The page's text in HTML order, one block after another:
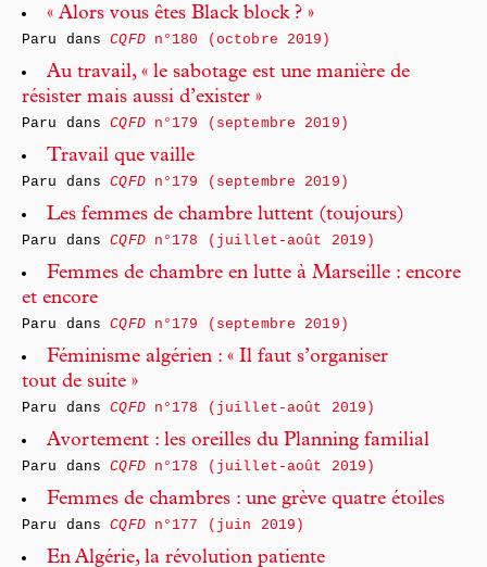
« Alors vous êtes Black block ? »
Paru dansCQFDn°180 (octobre 2019)
Au travail, « le sabotage est une manière de
résister mais aussi d’exister »
Paru dansCQFDn°179 (septembre 2019)
Travail que vaille
Paru dansCQFDn°179 (septembre 2019)
Les femmes de chambre luttent (toujours)
Paru dansCQFDn°178 (juillet-août 2019)
Femmes de chambre en lutte à Marseille : encore
et encore
Paru dansCQFDn°179 (septembre 2019)
Féminisme algérien : « Il faut s’organiser
tout de suite »
Paru dansCQFDn°178 (juillet-août 2019)
Avortement : les oreilles du Planning familial
Paru dansCQFDn°178 (juillet-août 2019)
Femmes de chambres : une grève quatre étoiles
Paru dansCQFDn°177 (juin 2019)
En Algérie, la révolution patiente